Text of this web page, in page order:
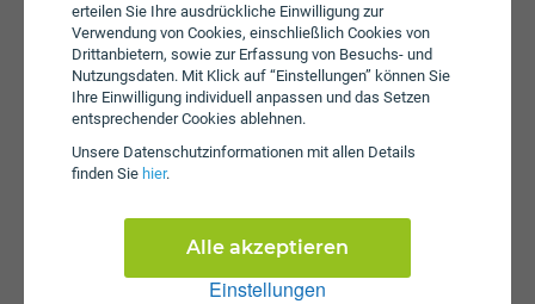
erteilen Sie Ihre ausdrückliche Einwilligung zur
Verwendung von Cookies, einschließlich Cookies von
Drittanbietern, sowie zur Erfassung von Besuchs- und
Nutzungsdaten. Mit Klick auf “Einstellungen” können Sie
Ihre Einwilligung individuell anpassen und das Setzen
entsprechender Cookies ablehnen.
Unsere Daten­schutz­informationen mit allen Details
finden Sie hier.
Einstellungen
Alle akzeptieren
Speicherkarte
max. 1000 GB
Betriebssystem
Android 10.0
Prozessor
Octa-Core
SIM-Karte
Größe (H x B x T)
159.8 x 74.5 x 8.4 mm
190g